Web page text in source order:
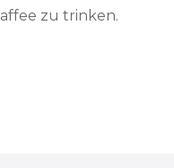
zu trinken.